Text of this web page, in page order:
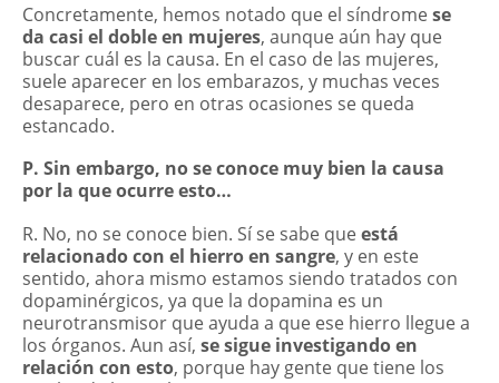
Concretamente, hemos notado que el síndrome se
da casi el doble en mujeres, aunque aún hay que
buscar cuál es la causa. En el caso de las mujeres,
suele aparecer en los embarazos, y muchas veces
desaparece, pero en otras ocasiones se queda
estancado.
P. Sin embargo, no se conoce muy bien la causa
por la que ocurre esto…
R. No, no se conoce bien. Sí se sabe que está
relacionado con el hierro en sangre, y en este
sentido, ahora mismo estamos siendo tratados con
dopaminérgicos, ya que la dopamina es un
neurotransmisor que ayuda a que ese hierro llegue a
los órganos. Aun así, se sigue investigando en
relación con esto, porque hay gente que tiene los